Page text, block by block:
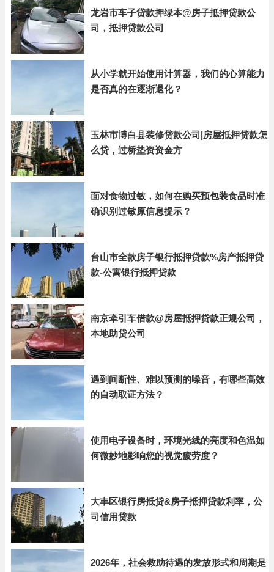
龙岩市车子贷款押绿本@房子抵押贷款公
司，抵押贷款公司
从小学就开始使用计算器，我们的心算能力
是否真的在逐渐退化？
玉林市博白县装修贷款公司|房屋抵押贷款怎
么贷，过桥垫资资金方
面对食物过敏，如何在购买预包装食品时准
确识别过敏原信息提示？
台山市全款房子银行抵押贷款%房产抵押贷
款-公寓银行抵押贷款
南京牵引车借款@房屋抵押贷款正规公司，
本地助贷公司
遇到间断性、难以预测的噪音，有哪些高效
的自动取证方法？
使用电子设备时，环境光线的亮度和色温如
何微妙地影响您的视觉疲劳度？
大丰区银行房抵贷&房子抵押贷款利率，公
司信用贷款
2026年，社会救助待遇的发放形式和周期是